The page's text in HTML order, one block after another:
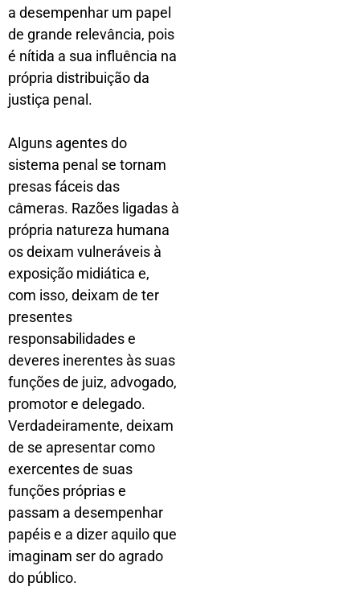
a desempenhar um papel
de grande relevância, pois
é nítida a sua influência na
própria distribuição da
justiça penal.
Alguns agentes do
sistema penal se tornam
presas fáceis das
câmeras. Razões ligadas à
própria natureza humana
os deixam vulneráveis à
exposição midiática e,
com isso, deixam de ter
presentes
responsabilidades e
deveres inerentes às suas
funções de juiz, advogado,
promotor e delegado.
Verdadeiramente, deixam
de se apresentar como
exercentes de suas
funções próprias e
passam a desempenhar
papéis e a dizer aquilo que
imaginam ser do agrado
do público.